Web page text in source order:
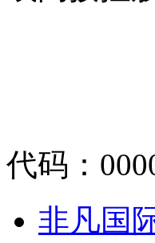
代码：
非凡国